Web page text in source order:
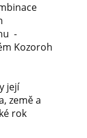
-
Kozoroh
její
země a
rok